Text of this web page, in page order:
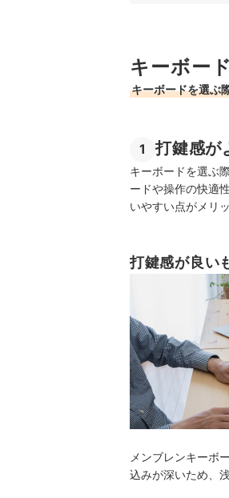
売れ筋の人気メン
メンブレンキーボ
キーボー
キーボードを選ぶ
1 打鍵感が
キーボードを選ぶ
ードや操作の快適
いやすい点がメリ
打鍵感が良い
メンブレンキーボ
込みが深いため、